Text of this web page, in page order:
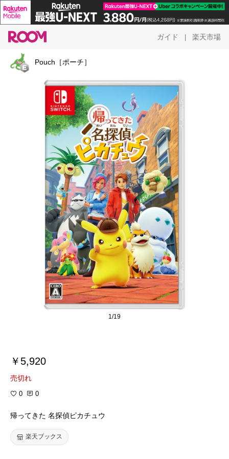
ガイド 楽天市場
Pouch［ポーチ］
1/19
￥5,920
売切れ
0 0
帰ってきた 名探偵ピカチュウ
楽天ブックス